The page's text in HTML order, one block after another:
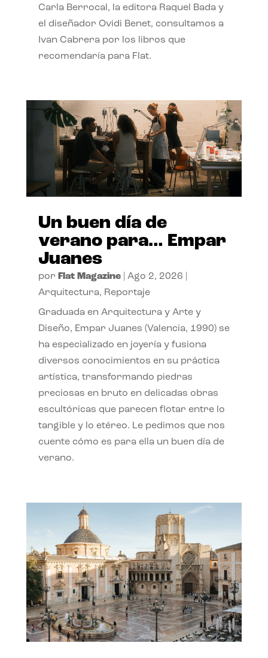
Carla Berrocal, la editora Raquel Bada y
el diseñador Ovidi Benet, consultamos a
Ivan Cabrera por los libros que
recomendaría para Flat.
Un buen día de
verano para… Empar
Juanes
por Flat Magazine| Ago 2, 2026
Arquitectura, Reportaje
Graduada en Arquitectura y Arte y
Diseño, Empar Juanes (Valencia, 1990) se
ha especializado en joyería y fusiona
diversos conocimientos en su práctica
artística, transformando piedras
preciosas en bruto en delicadas obras
escultóricas que parecen flotar entre lo
tangible y lo etéreo. Le pedimos que nos
cuente cómo es para ella un buen día de
verano.